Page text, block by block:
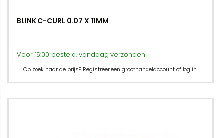
BLINK C-CURL 0.07 X 11MM
Voor 15:00 besteld, vandaag verzonden
Op zoek naar de prijs? Registreer een groothandelaccount of log in.